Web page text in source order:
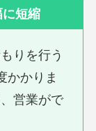
短縮
りを行う
かかりま
営業がで